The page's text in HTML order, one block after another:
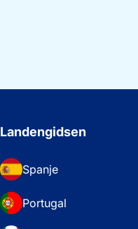
Landengidsen
Spanje
Portugal